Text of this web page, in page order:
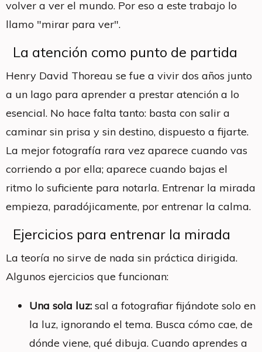
volver a ver el mundo. Por eso a este trabajo lo
llamo "mirar para ver".
La atención como punto de partida
Henry David Thoreau se fue a vivir dos años junto
a un lago para aprender a prestar atención a lo
esencial. No hace falta tanto: basta con salir a
caminar sin prisa y sin destino, dispuesto a fijarte.
La mejor fotografía rara vez aparece cuando vas
corriendo a por ella; aparece cuando bajas el
ritmo lo suficiente para notarla. Entrenar la mirada
empieza, paradójicamente, por entrenar la calma.
Ejercicios para entrenar la mirada
La teoría no sirve de nada sin práctica dirigida.
Algunos ejercicios que funcionan:
Una sola luz: sal a fotografiar fijándote solo en
la luz, ignorando el tema. Busca cómo cae, de
dónde viene, qué dibuja. Cuando aprendes a